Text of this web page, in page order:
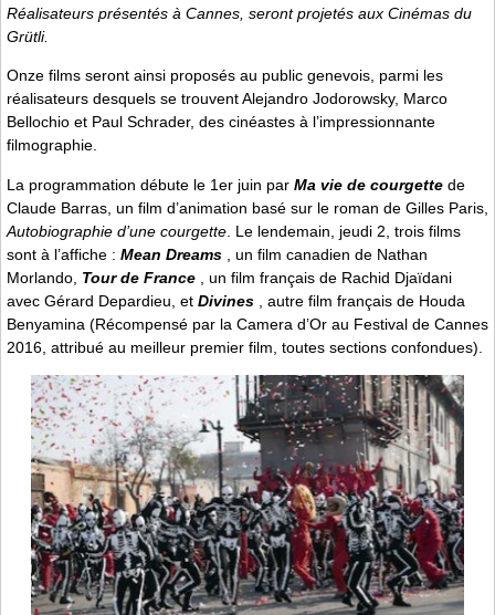
Réalisateurs présentés à Cannes, seront projetés aux Cinémas du
Grütli.
Onze films seront ainsi proposés au public genevois, parmi les
réalisateurs desquels se trouvent Alejandro Jodorowsky, Marco
Bellochio et Paul Schrader, des cinéastes à l’impressionnante
filmographie.
La programmation débute le 1er juin par Ma vie de courgette de
Claude Barras, un film d’animation basé sur le roman de Gilles Paris,
Autobiographie d’une courgette . Le lendemain, jeudi 2, trois films
sont à l’affiche : Mean Dreams
, un film canadien de Nathan
Morlando, Tour de France
, un film français de Rachid Djaïdani
avec Gérard Depardieu, et Divines
, autre film français de Houda
Benyamina (Récompensé par la Camera d’Or au Festival de Cannes
2016, attribué au meilleur premier film, toutes sections confondues).